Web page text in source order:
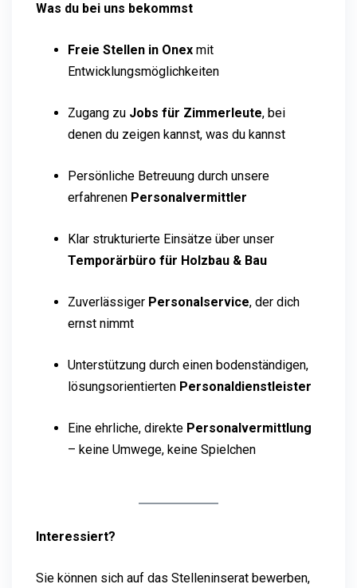
Was du bei uns bekommst
Freie Stellen in Onex mit
Entwicklungsmöglichkeiten
Zugang zu Jobs für Zimmerleute, bei
denen du zeigen kannst, was du kannst
Persönliche Betreuung durch unsere
erfahrenen Personalvermittler
Klar strukturierte Einsätze über unser
Temporärbüro für Holzbau & Bau
Zuverlässiger Personalservice, der dich
ernst nimmt
Unterstützung durch einen bodenständigen,
lösungsorientierten Personaldienstleister
Eine ehrliche, direkte Personalvermittlung
– keine Umwege, keine Spielchen
Interessiert?
Sie können sich auf das Stelleninserat bewerben,